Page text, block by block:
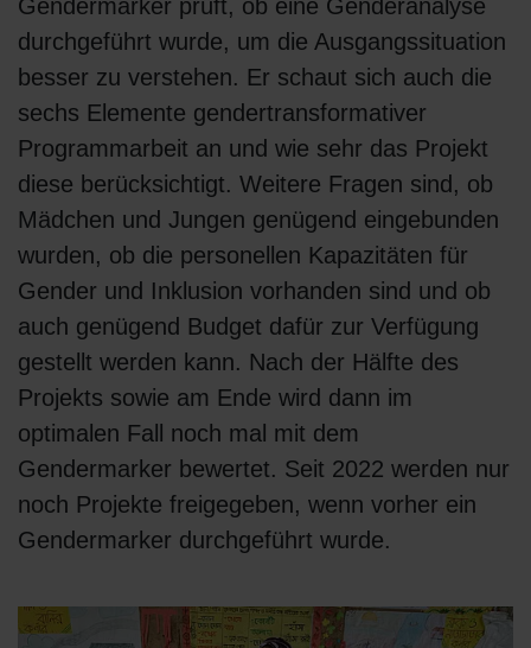
Gendermarker prüft, ob eine Genderanalyse
durchgeführt wurde, um die Ausgangssituation
besser zu verstehen. Er schaut sich auch die
sechs Elemente gendertransformativer
Programmarbeit an und wie sehr das Projekt
diese berücksichtigt. Weitere Fragen sind, ob
Mädchen und Jungen genügend eingebunden
wurden, ob die personellen Kapazitäten für
Gender und Inklusion vorhanden sind und ob
auch genügend Budget dafür zur Verfügung
gestellt werden kann. Nach der Hälfte des
Projekts sowie am Ende wird dann im
optimalen Fall noch mal mit dem
Gendermarker bewertet. Seit 2022 werden nur
noch Projekte freigegeben, wenn vorher ein
Gendermarker durchgeführt wurde.